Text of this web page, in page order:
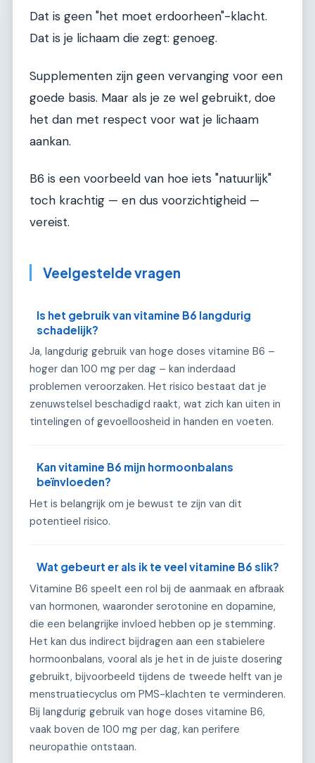
Dat is geen "het moet erdoorheen"-klacht.
Dat is je lichaam die zegt: genoeg.
Supplementen zijn geen vervanging voor een
goede basis. Maar als je ze wel gebruikt, doe
het dan met respect voor wat je lichaam
aankan.
B6 is een voorbeeld van hoe iets "natuurlijk"
toch krachtig — en dus voorzichtigheid —
vereist.
Veelgestelde vragen
Is het gebruik van vitamine B6 langdurig
schadelijk?
Ja, langdurig gebruik van hoge doses vitamine B6 –
hoger dan 100 mg per dag – kan inderdaad
problemen veroorzaken. Het risico bestaat dat je
zenuwstelsel beschadigd raakt, wat zich kan uiten in
tintelingen of gevoelloosheid in handen en voeten.
Kan vitamine B6 mijn hormoonbalans
beïnvloeden?
Het is belangrijk om je bewust te zijn van dit
potentieel risico.
Wat gebeurt er als ik te veel vitamine B6 slik?
Vitamine B6 speelt een rol bij de aanmaak en afbraak
van hormonen, waaronder serotonine en dopamine,
die een belangrijke invloed hebben op je stemming.
Het kan dus indirect bijdragen aan een stabielere
hormoonbalans, vooral als je het in de juiste dosering
gebruikt, bijvoorbeeld tijdens de tweede helft van je
menstruatiecyclus om PMS-klachten te verminderen.
Bij langdurig gebruik van hoge doses vitamine B6,
vaak boven de 100 mg per dag, kan perifere
neuropathie ontstaan.